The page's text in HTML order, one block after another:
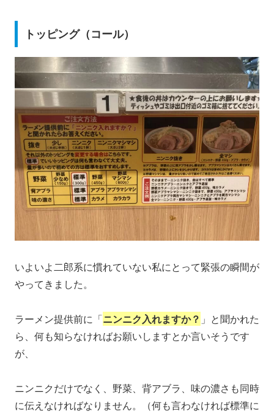
トッピング（コール）
いよいよ二郎系に慣れていない私にとって緊張の瞬間が
やってきました。
ラーメン提供前に「ニンニク入れますか？ 」と聞かれた
ら、何も知らなければお願いしますとか言いそうです
が、
ニンニクだけでなく、野菜、背アブラ、味の濃さも同時
に伝えなければなりません。（何も言わなければ標準に